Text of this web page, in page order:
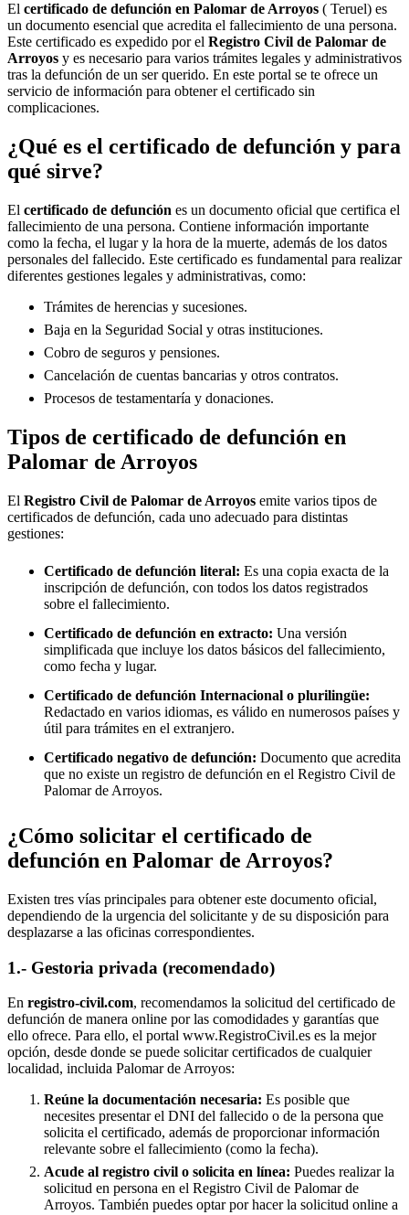
El certificado de defunción en Palomar de Arroyos ( Teruel) es
un documento esencial que acredita el fallecimiento de una persona.
Este certificado es expedido por el Registro Civil de Palomar de
Arroyos y es necesario para varios trámites legales y administrativos
tras la defunción de un ser querido. En este portal se te ofrece un
servicio de información para obtener el certificado sin
complicaciones.
¿Qué es el certificado de defunción y para
qué sirve?
El certificado de defunción es un documento oficial que certifica el
fallecimiento de una persona. Contiene información importante
como la fecha, el lugar y la hora de la muerte, además de los datos
personales del fallecido. Este certificado es fundamental para realizar
diferentes gestiones legales y administrativas, como:
Trámites de herencias y sucesiones.
Baja en la Seguridad Social y otras instituciones.
Cobro de seguros y pensiones.
Cancelación de cuentas bancarias y otros contratos.
Procesos de testamentaría y donaciones.
Tipos de certificado de defunción en
Palomar de Arroyos
El Registro Civil de Palomar de Arroyos emite varios tipos de
certificados de defunción, cada uno adecuado para distintas
gestiones:
Certificado de defunción literal: Es una copia exacta de la
inscripción de defunción, con todos los datos registrados
sobre el fallecimiento.
Certificado de defunción en extracto: Una versión
simplificada que incluye los datos básicos del fallecimiento,
como fecha y lugar.
Certificado de defunción Internacional o plurilingüe:
Redactado en varios idiomas, es válido en numerosos países y
útil para trámites en el extranjero.
Certificado negativo de defunción: Documento que acredita
que no existe un registro de defunción en el Registro Civil de
Palomar de Arroyos.
¿Cómo solicitar el certificado de
defunción en Palomar de Arroyos?
Existen tres vías principales para obtener este documento oficial,
dependiendo de la urgencia del solicitante y de su disposición para
desplazarse a las oficinas correspondientes.
1.- Gestoria privada (recomendado)
En registro-civil.com, recomendamos la solicitud del certificado de
defunción de manera online por las comodidades y garantías que
ello ofrece. Para ello, el portal www.RegistroCivil.es es la mejor
opción, desde donde se puede solicitar certificados de cualquier
localidad, incluida Palomar de Arroyos:
Reúne la documentación necesaria: Es posible que
necesites presentar el DNI del fallecido o de la persona que
solicita el certificado, además de proporcionar información
relevante sobre el fallecimiento (como la fecha).
Acude al registro civil o solicita en línea: Puedes realizar la
solicitud en persona en el Registro Civil de Palomar de
Arroyos. También puedes optar por hacer la solicitud online a